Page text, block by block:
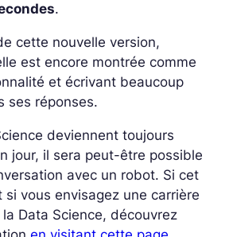
.
cette nouvelle version,
est encore montrée comme
et écrivant beaucoup
ses réponses.
deviennent toujours
jour, il sera peut-être possible
avec un robot. Si cet
vous envisagez une carrière
Data Science, découvrez